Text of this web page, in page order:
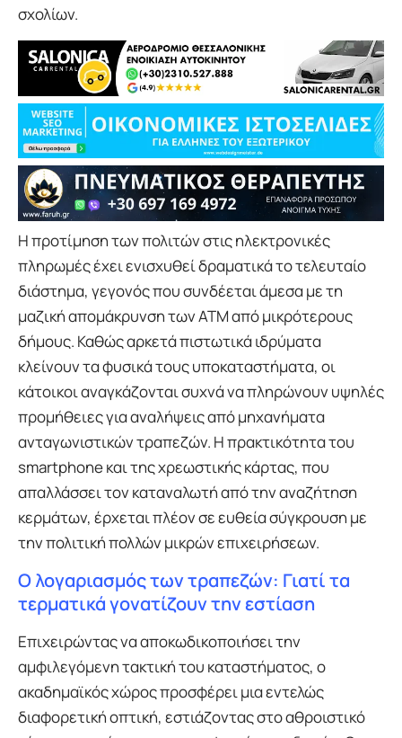
σχολίων.
Η προτίμηση των πολιτών στις ηλεκτρονικές
πληρωμές έχει ενισχυθεί δραματικά το τελευταίο
διάστημα, γεγονός που συνδέεται άμεσα με τη
μαζική απομάκρυνση των ΑΤΜ από μικρότερους
δήμους. Καθώς αρκετά πιστωτικά ιδρύματα
κλείνουν τα φυσικά τους υποκαταστήματα, οι
κάτοικοι αναγκάζονται συχνά να πληρώνουν υψηλές
προμήθειες για αναλήψεις από μηχανήματα
ανταγωνιστικών τραπεζών. Η πρακτικότητα του
smartphone και της χρεωστικής κάρτας, που
απαλλάσσει τον καταναλωτή από την αναζήτηση
κερμάτων, έρχεται πλέον σε ευθεία σύγκρουση με
την πολιτική πολλών μικρών επιχειρήσεων.
Ο λογαριασμός των τραπεζών: Γιατί τα
τερματικά γονατίζουν την εστίαση
Επιχειρώντας να αποκωδικοποιήσει την
αμφιλεγόμενη τακτική του καταστήματος, ο
ακαδημαϊκός χώρος προσφέρει μια εντελώς
διαφορετική οπτική, εστιάζοντας στο αθροιστικό